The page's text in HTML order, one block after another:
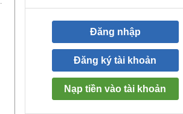
Đăng nhập
Đăng ký tài khoản
Nạp tiền vào tài khoản